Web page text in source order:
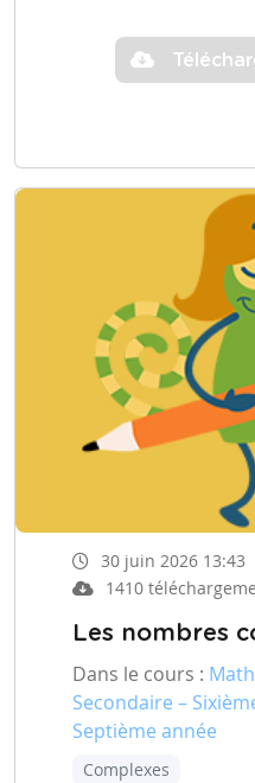
30 juin 2026 13:43
1410
Les nombres
Dans le cours :
Secondaire –
Septième année
Complexes